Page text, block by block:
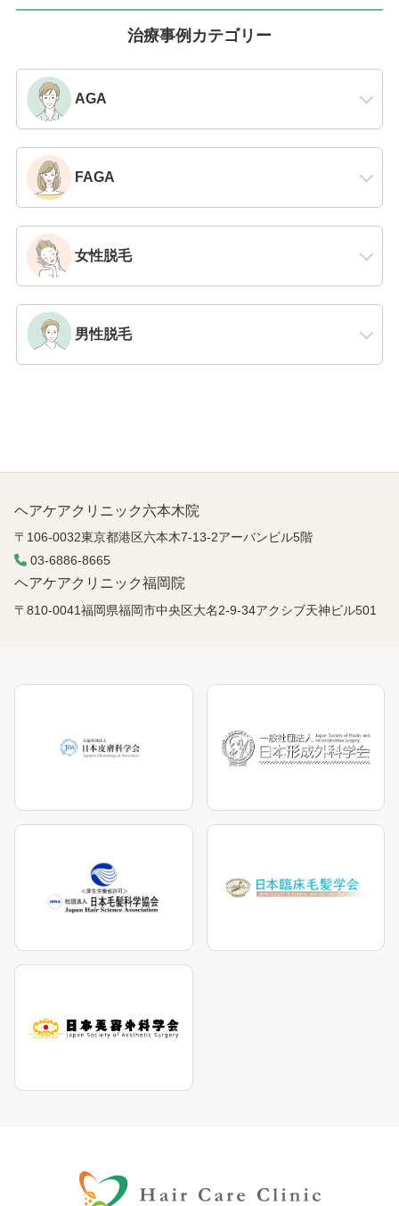
治療事例カテゴリー
AGA
FAGA
女性脱毛
男性脱毛
六本木院
六本木院
六本木院
ヘアケアクリニック六本木院
〒106-0032東京都港区六本木7-13-2アーバンビル5階
03-6886-8665
ヘアケアクリニック福岡院
〒810-0041福岡県福岡市中央区大名2-9-34アクシブ天神ビル501